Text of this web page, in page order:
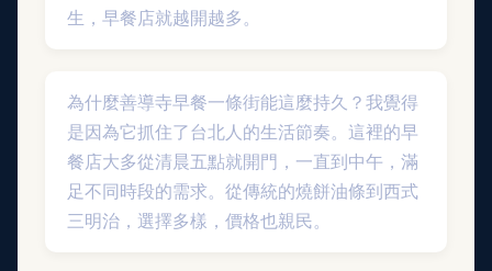
生，早餐店就越開越多。
為什麼善導寺早餐一條街能這麼持久？我覺得
是因為它抓住了台北人的生活節奏。這裡的早
餐店大多從清晨五點就開門，一直到中午，滿
足不同時段的需求。從傳統的燒餅油條到西式
三明治，選擇多樣，價格也親民。